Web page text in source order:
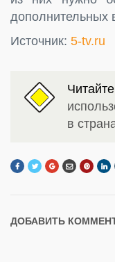
дополнительных
Источник: 5-tv.ru
в
ДОБАВИТЬ